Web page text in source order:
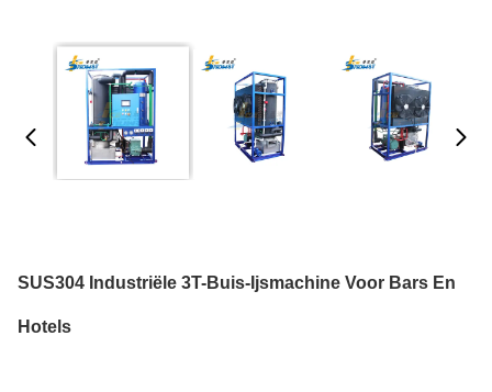
SUS304 Industriële 3T-Buis-Ijsmachine Voor Bars En
Hotels